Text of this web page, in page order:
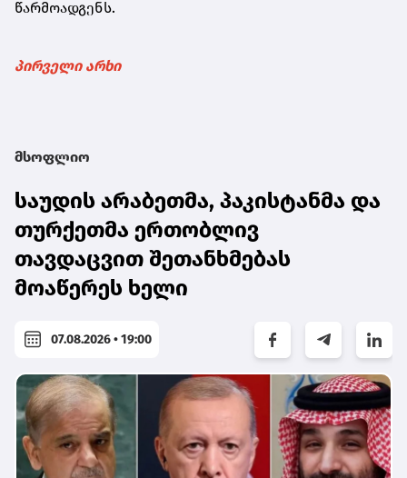
წარმოადგენს.
პირველი არხი
მსოფლიო
საუდის არაბეთმა, პაკისტანმა და
თურქეთმა ერთობლივ
თავდაცვით შეთანხმებას
მოაწერეს ხელი
07.08.2026 • 19:00